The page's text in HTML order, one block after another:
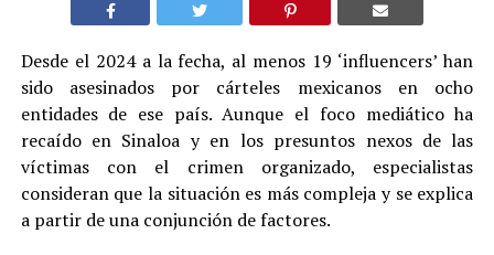
Desde el 2024 a la fecha, al menos 19 ‘influencers’ han
sido asesinados por cárteles mexicanos en ocho
entidades de ese país. Aunque el foco mediático ha
recaído en Sinaloa y en los presuntos nexos de las
víctimas con el crimen organizado, especialistas
consideran que la situación es más compleja y se explica
a partir de una conjunción de factores.